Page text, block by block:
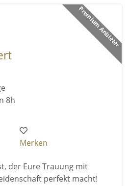
Premium Anbieter
8h
Merken
der Eure Trauung mit
perfekt macht!